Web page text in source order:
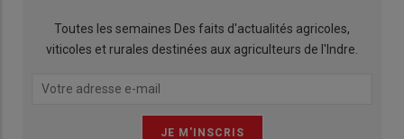
Toutes les semaines Des faits d'actualités agricoles,
viticoles et rurales destinées aux agriculteurs de l'Indre.